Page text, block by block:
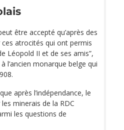
être accepté qu’après des
atrocités qui ont permis
Léopold II et de ses amis”,
l’ancien monarque belge qui
après l’indépendance, le
minerais de la RDC
les questions de